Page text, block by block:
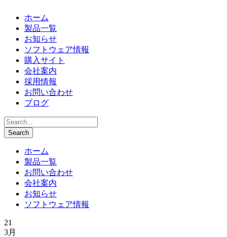
ホーム
製品一覧
お知らせ
ソフトウェア情報
購入サイト
会社案内
採用情報
お問い合わせ
ブログ
ホーム
製品一覧
お問い合わせ
会社案内
お知らせ
ソフトウェア情報
21
3月